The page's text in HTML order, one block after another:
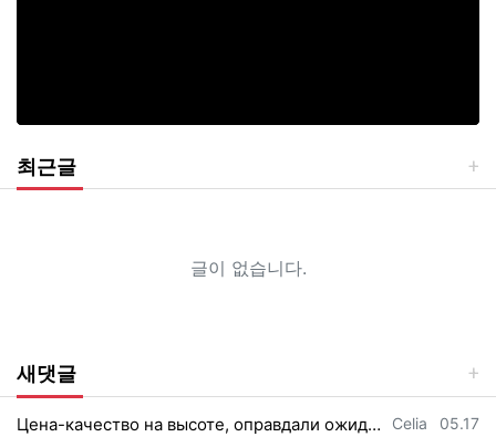
최근글
글이 없습니다.
새댓글
등록자
Celia 등록일
05.17
Цена-качество на высоте, оправдали ожидания https://vpncheburnet.top/